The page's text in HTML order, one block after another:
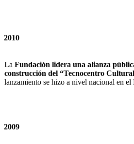
2010
La Fundación lidera una alianza
construcción del “Tecnocentro
lanzamiento se hizo a nivel nacional en el
2009